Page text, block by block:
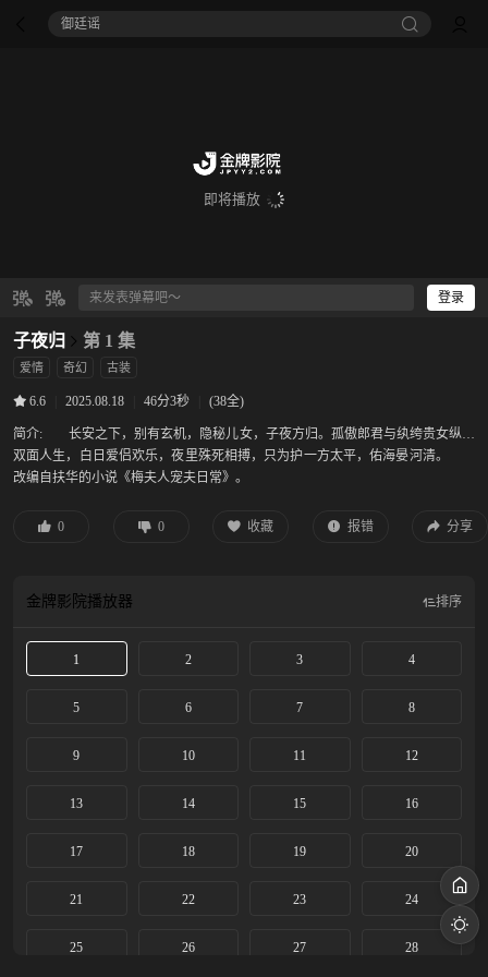
御廷谣‎
即将播放
登录
子夜归 第 1 集
爱情 奇幻 古装
6.6 2025.08.18 46分3秒 (38全)
简介: 长安之下，别有玄机，隐秘儿女，子夜方归。孤傲郎君与纨绔贵女纵享
双面人生，白日爱侣欢乐，夜里殊死相搏，只为护一方太平，佑海晏河清。
改编自扶华的小说《梅夫人宠夫日常》。
0 0 收藏 报错 分享
金牌影院播放器 排序
1 2 3 4
5 6 7 8
9 10 11 12
13 14 15 16
17 18 19 20
21 22 23 24
25 26 27 28